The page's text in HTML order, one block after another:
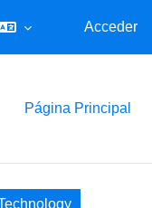
Acceder
Página Principal